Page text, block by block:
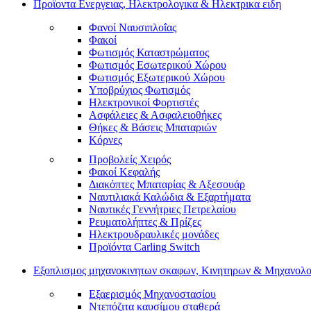
Προϊοντα Ενεργειας, Ηλεκτρολογικα & Ηλεκτρικα ειδη
Φανοί Ναυσιπλοΐας
Φακοί
Φωτισμός Καταστρώματος
Φωτισμός Εσωτερικού Χώρου
Φωτισμός Εξωτερικού Χώρου
Υποβρύχιος Φωτισμός
Ηλεκτρονικοί Φορτιστές
Ασφάλειες & Ασφαλειοθήκες
Θήκες & Βάσεις Μπαταριών
Κόρνες
Προβολείς Χειρός
Φακοί Κεφαλής
Διακόπτες Μπαταρίας & Αξεσουάρ
Ναυτιλιακά Καλώδια & Εξαρτήματα
Ναυτικές Γεννήτριες Πετρελαίου
Ρευματολήπτες & Πρίζες
Ηλεκτρουδραυλικές μονάδες
Προϊόντα Carling Switch
Εξοπλισμος μηχανοκινητων σκαφων, Κινητηρων &
Εξαερισμός Μηχανοστασίου
Ντεπόζιτα καυσίμου σταθερά